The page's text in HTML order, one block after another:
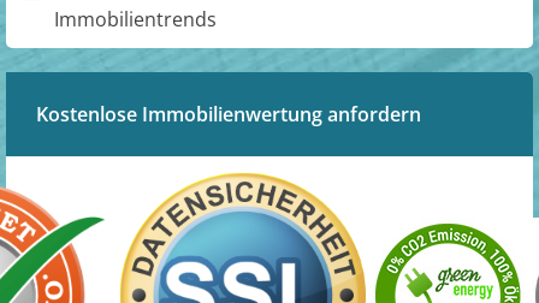
Immobilientrends
Kostenlose Immobilienwertung anfordern